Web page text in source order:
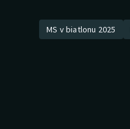
Atletika
MS v biatlonu 2025